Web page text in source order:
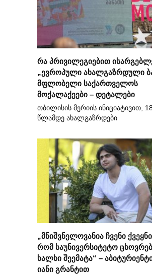
რა პრივილეგიებით
„ევროპული ახალგაზრდული
მფლობელი საქართველოს
მოქალაქეები – დეტალები
თბილისის მერიის ინიციატივით,
წლამდე ახალგაზრდები
„მნიშვნელოვანია ჩვენი
რომ საუნივერსიტეტო
ხალხი შეემატა“ –
იანი გრანტით